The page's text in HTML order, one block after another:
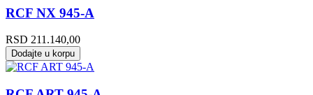
RCF NX 945-A
RSD 211.140,00
Dodajte u korpu